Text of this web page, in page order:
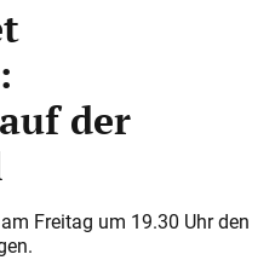
der
Freitag um 19.30 Uhr den